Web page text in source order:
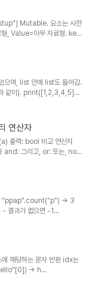
{1,2,3,4} update(값 여러
Mutable. 요소는 사전
, Value=아무 자료형. key
출력: {(&#39;떡볶이
라면&#39;, &#39;만두
며, list 안에 list도 들어감.
같이). print([1,2,3,4,5]+
함수는 리스트 내 요
출력: [1,3,4,5]
print(l) 출력: [..
연산자
출력: bool 비교 연산자
and: 그리고, or: 또는, not:
-> False print(not
) "ppap".count("p") -> 3
결과가 없으면 -1
문자(열)의 인덱스 반환) -
/ "PYTHON".lower() ->
반환)
준으..
해당하는 문자 반환 idx는
-> h
-> start부터 end-1